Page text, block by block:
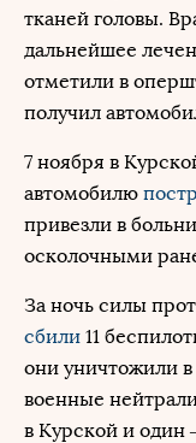
тканей головы.
дальнейшее
отметили в
получил
7 ноября в
автомобилю
привезли в
осколочными
За ночь силы
сбили 11
они уничтожили
военные
в Курской и один